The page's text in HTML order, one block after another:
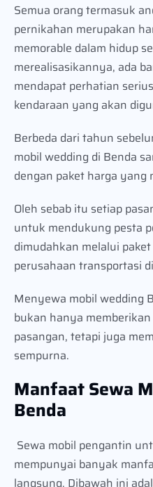
Semua orang termasuk
pernikahan merupakan
memorable dalam hidup
merealisasikannya, ada
mendapat perhatian
kendaraan yang akan
Berbeda dari tahun
mobil wedding di Benda
dengan paket harga yang
Oleh sebab itu setiap
untuk mendukung pesta
dimudahkan melalui
perusahaan transportasi
Menyewa mobil wedding
bukan hanya
pasangan, tetapi juga
sempurna.
Manfaat Sewa
Benda
Sewa mobil pengantin
mempunyai banyak
langsung. Dibawah ini